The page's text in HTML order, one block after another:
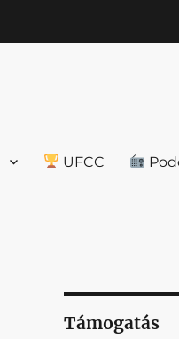
UFCC
Támogatás